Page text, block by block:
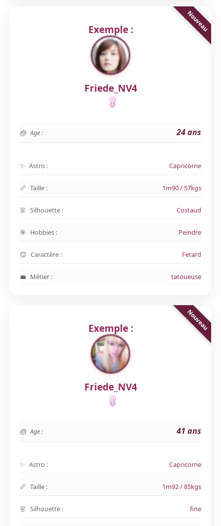
Exemple :
Friede_NV4
Age : 24 ans
Astro : Capricorne
Taille : 1m90 / 57kgs
Silhouette : Costaud
Hobbies : Peindre
Caractère : Fetard
Métier : tatoueuse
Exemple :
Friede_NV4
Age : 41 ans
Astro : Capricorne
Taille : 1m92 / 85kgs
Silhouette : fine